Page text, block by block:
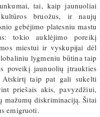
tai, kaip jaunuoliai
bruožus, ir naujų
gebėjimo platesniu mastu
tokio auklėjimo poreikį
miestui ir vyskupijai dėl
lygmeniu būtina taip
poveikį jaunuolių įtraukties
Atskirtį taip pat gali sukelti
priešais akis, pavyzdžiui,
mažumų diskriminaciją. Šitai
emigruoti.